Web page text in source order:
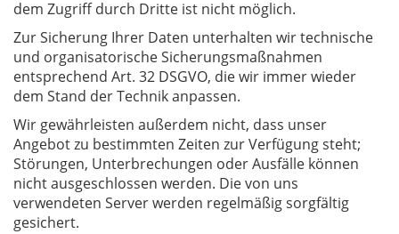
dem Zugriff durch Dritte ist nicht möglich.
Zur Sicherung Ihrer Daten unterhalten wir technische
und organisatorische Sicherungsmaßnahmen
entsprechend Art. 32 DSGVO, die wir immer wieder
dem Stand der Technik anpassen.
Wir gewährleisten außerdem nicht, dass unser
Angebot zu bestimmten Zeiten zur Verfügung steht;
Störungen, Unterbrechungen oder Ausfälle können
nicht ausgeschlossen werden. Die von uns
verwendeten Server werden regelmäßig sorgfältig
gesichert.